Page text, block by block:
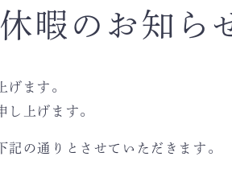
暇のお知ら
ます。
し上げます。
の通りとさせていただきます。